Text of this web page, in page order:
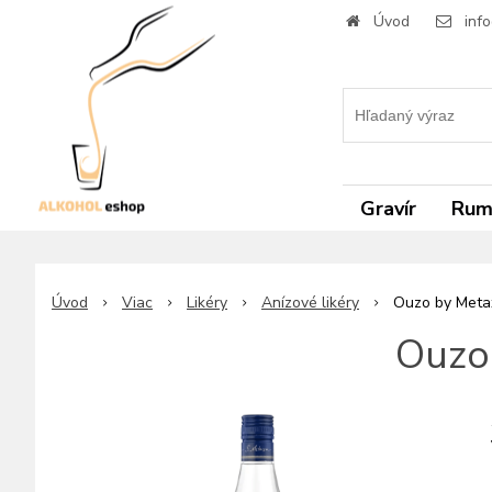
Úvod
Gravír Rum
Úvod Viac Likéry Anízové likéry Ouzo by